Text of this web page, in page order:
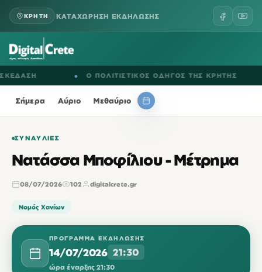
ΚΡΗΤΗ ΚΑΤΑΧΩΡΗΣΗ ΕΚΔΗΛΩΣΗΣ
Ο ΠΟΛΙΤΙΣΤΙΚΟΣ ΟΔΗΓΟΣ ΤΗΣ ΚΡΗΤΗΣ
Σήμερα Αύριο Μεθαύριο
ΣΥΝΑΥΛΊΕΣ
Νατάσσα Μποφίλιου - Μέτρημα
08/07/2026 102 digitalcrete.gr
Νομός Χανίων
ΠΡΌΓΡΑΜΜΑ ΕΚΔΉΛΩΣΗΣ
14/07/2026 21:30
ώρα έναρξης 21:30